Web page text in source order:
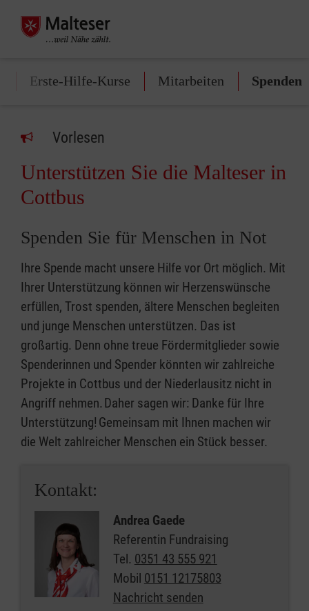
Erste-Hilfe-Kurse Mitarbeiten Spenden
Vorlesen
Unterstützen Sie die Malteser in
Cottbus
Spenden Sie für Menschen in Not
Ihre Spende macht unsere Hilfe vor Ort möglich. Mit
Ihrer Unterstützung können wir Herzenswünsche
erfüllen, Trost spenden, ältere Menschen begleiten
und junge Menschen unterstützen. Das ist
großartig. Denn ohne treue Fördermitglieder sowie
Spenderinnen und Spender könnten wir zahlreiche
Projekte in Cottbus und der Niederlausitz nicht in
Angriff nehmen. Daher sagen wir: Danke für Ihre
Unterstützung! Gemeinsam mit Ihnen machen wir
die Welt zahlreicher Menschen ein Stück besser.
Kontakt:
Andrea Gaede
Referentin Fundraising
Tel. 0351 43 555 921
Mobil 0151 12175803
Nachricht senden